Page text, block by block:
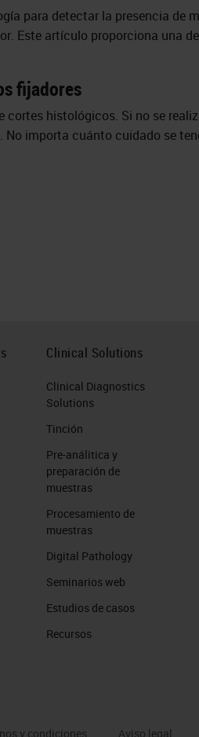
para detectar la presencia de
Este artículo proporciona una
fijadores
histológicos. Si no se
importa cuánto cuidado se
Clinical Solutions
Clinical Diagnostics
Solutions
Tinción
Pre-análitica y
preparación de
muestras
Procesamiento de
muestras
Digital Pathology
Seminarios web
Estudios de casos
Recursos
y condiciones Aviso legal